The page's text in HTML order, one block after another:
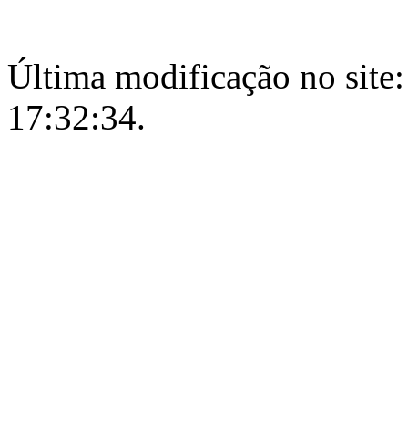
Última modificação no
17:32:34.